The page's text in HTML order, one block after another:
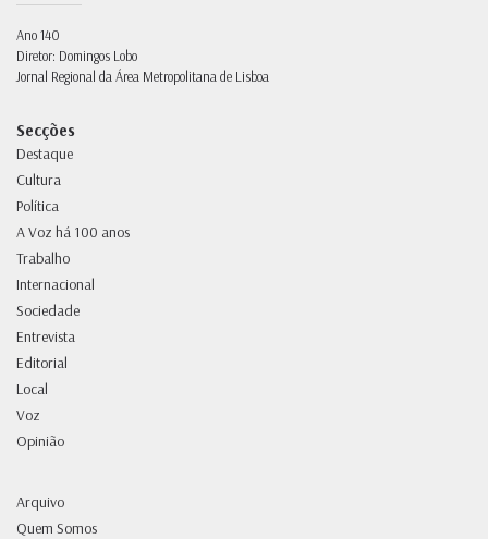
Ano 140
Diretor: Domingos Lobo
Jornal Regional da Área Metropolitana de Lisboa
Secções
Destaque
Cultura
Política
A Voz há 100 anos
Trabalho
Internacional
Sociedade
Entrevista
Editorial
Local
Voz
Opinião
Arquivo
Quem Somos